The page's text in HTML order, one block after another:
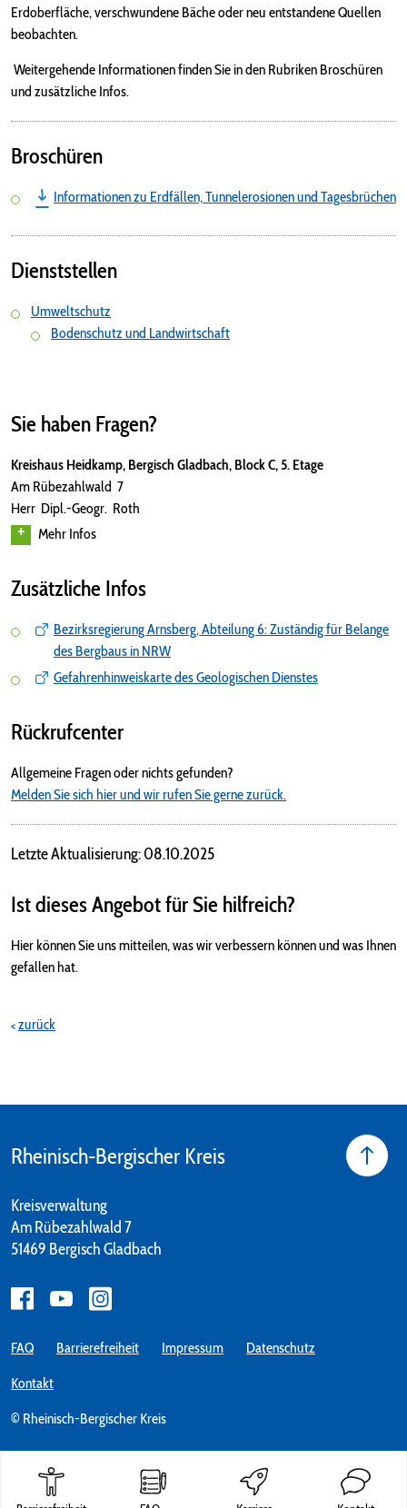
Erdoberfläche, verschwundene Bäche oder neu entstandene Quellen
beobachten.
Weitergehende Informationen finden Sie in den Rubriken Broschüren
und zusätzliche Infos.
Broschüren
Informationen zu Erdfällen, Tunnelerosionen und Tagesbrüchen
Dienststellen
Umweltschutz
Bodenschutz und Landwirtschaft
Sie haben Fragen?
Kreishaus Heidkamp, Bergisch Gladbach, Block C, 5. Etage
Am Rübezahlwald 7
Herr Dipl.-Geogr. Roth
Mehr Infos
Zusätzliche Infos
Bezirksregierung Arnsberg, Abteilung 6: Zuständig für Belange
des Bergbaus in NRW
Gefahrenhinweiskarte des Geologischen Dienstes
Rückrufcenter
Allgemeine Fragen oder nichts gefunden?
Melden Sie sich hier und wir rufen Sie gerne zurück.
Letzte Aktualisierung: 08.10.2025
Ist dieses Angebot für Sie hilfreich?
Hier können Sie uns mitteilen, was wir verbessern können und was Ihnen
gefallen hat.
zurück
Rheinisch-Bergischer Kreis
Kreisverwaltung
Am Rübezahlwald 7
51469 Bergisch Gladbach
© Rheinisch-Bergischer Kreis
FAQ Barrierefreiheit Impressum Datenschutz
Kontakt